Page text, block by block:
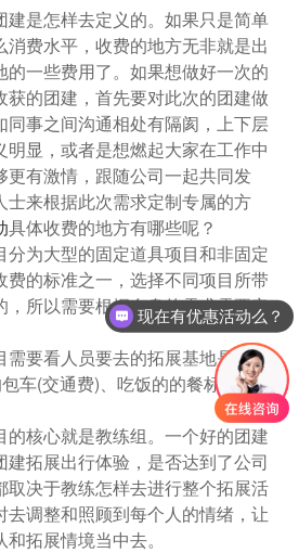
是怎样去定义的。如果只是简单
消费水平，收费的地方无非就是出
的一些费用了。如果想做好一次的
获的团建，首先要对此次的团建做
同事之间沟通相处有隔阂，上下层
显，或者是想燃起大家在工作中
更有激情，跟随公司一起共同发
士来根据此次需求定制专属的方
具体收费的地方有哪些呢？
为大型的固定道具项目和非固定
费的标准之一，选择不同项目所带
，所以需要根据自身的需求需要定
要看人员要去的拓展基地是什么
车(交通费)、吃饭的的餐标是什么
核心就是教练组。一个好的团建
拓展出行体验，是否达到了公司
取决于教练怎样去进行整个拓展活
去调整和照顾到每个人的情绪，让
拓展情境当中去。
现在有优惠活动么？